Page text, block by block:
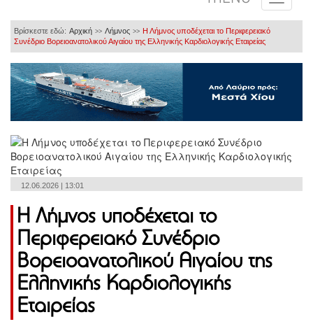
Βρίσκεστε εδώ: Αρχική >> Λήμνος >> Η Λήμνος υποδέχεται το Περιφερειακό
Συνέδριο Βορειοανατολικού Αιγαίου της Ελληνικής Καρδιολογικής Εταιρείας
12.06.2026 | 13:01
Η Λήμνος υποδέχεται το
Περιφερειακό Συνέδριο
Βορειοανατολικού Αιγαίου της
Ελληνικής Καρδιολογικής
Εταιρείας